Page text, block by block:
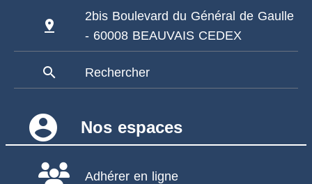
pin_drop
2bis Boulevard du Général de Gaulle
- 60008 BEAUVAIS CEDEX
search Rechercher
account_circle Nos espaces
Adhérer en ligne